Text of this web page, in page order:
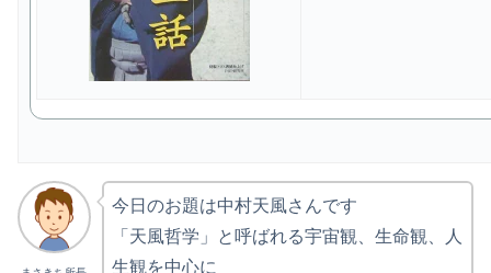
今日のお題は中村天風さんです
「天風哲学」と呼ばれる宇宙観、生命観、人
生観を中心に